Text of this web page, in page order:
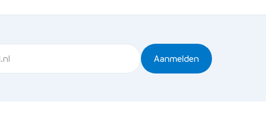
Aanmelden